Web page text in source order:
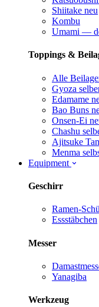
Shiitake neu
Kombu
Umami —
Toppings &
Alle
Gyoza
Edamame
Bao Buns
Onsen-Ei
Chashu
Ajitsuke
Menma
Equipment
Geschirr
Ramen-
Essstäbchen
Messer
Yanagiba
Werkzeug